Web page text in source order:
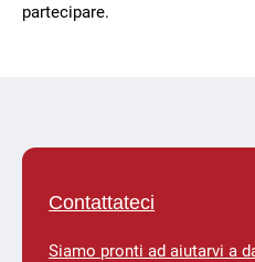
partecipare.
Contattateci
Siamo pronti ad aiutarvi a